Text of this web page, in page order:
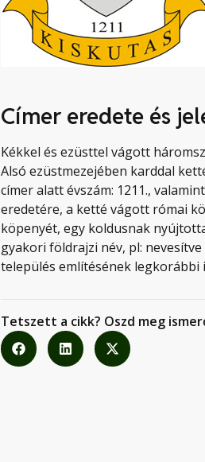
Címer eredete és
Kékkel és ezüsttel vágott
Alsó ezüstmezejében karddal
címer alatt évszám: 1211.,
eredetére, a ketté vágott római
köpenyét, egy koldusnak
gyakori földrajzi név, pl:
település említésének legkorábbi
Tetszett a cikk? Oszd meg